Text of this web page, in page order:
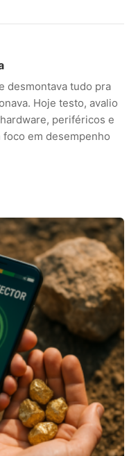
desmontava tudo pra
Hoje testo, avalio
periféricos e
em desempenho